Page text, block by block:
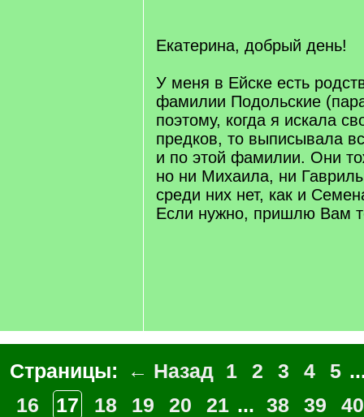
Екатерина, добрый день!
У меня в Ейске есть
фамилии Подольские
поэтому, когда я искала
предков, то выписывала
и по этой фамилии. Они
но ни Михаила, ни
среди них нет, как и
Если нужно, пришлю Вам
Страницы: ← Назад 1 2 3 4 5
16
17 18 19 20 21 ... 38 39
40